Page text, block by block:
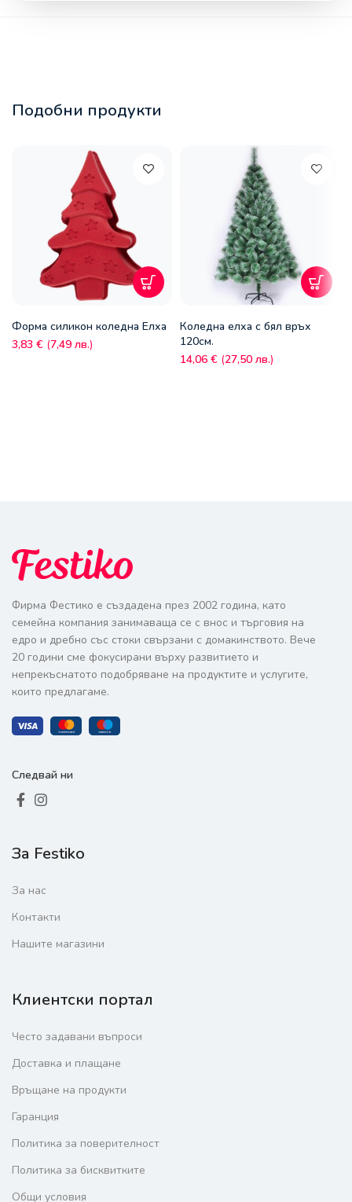
Подобни продукти
Форма силикон коледна Eлха
3,83 € (7,49 лв.)
Коледна елха с бял връх
120см.
14,06 € (27,50 лв.)
Фирма Фестико е създадена през 2002 година, като
семейна компания занимаваща се с внос и търговия на
едро и дребно със стоки свързани с домакинството. Вече
20 години сме фокусирани върху развитието и
непрекъснатото подобряване на продуктите и услугите,
които предлагаме.
Следвай ни
За Festiko
За нас
Контакти
Нашите магазини
Клиентски портал
Често задавани въпроси
Доставка и плащане
Връщане на продукти
Гаранция
Политика за поверителност
Политика за бисквитките
Общи условия